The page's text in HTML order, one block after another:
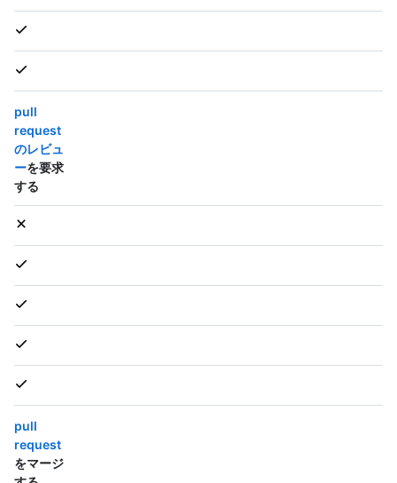
pull
request
のレビュ
ーを要求
する
pull
request
をマージ